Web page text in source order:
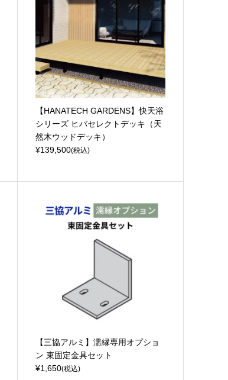
【HANATECH GARDENS】快天浴
シリーズ ヒバセレクトデッキ（天
然木ウッドデッキ）
¥139,500(税込)
【三協アルミ】濡縁専用オプショ
ン 束固定金具セット
¥1,650(税込)